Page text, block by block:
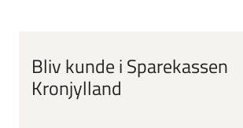
Bliv kunde i Sparekassen
Kronjylland